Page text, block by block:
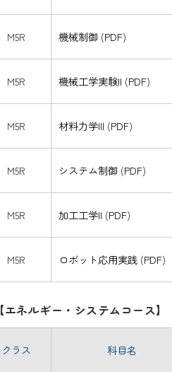
M5R 機械制御 (PDF)
M5R 機械工学実験II (PDF)
M5R 材料力学III (PDF)
M5R システム制御 (PDF)
M5R 加工工学II (PDF)
M5R ロボット応用実践 (PDF)
【エネルギー・システムコース】
クラス 科目名